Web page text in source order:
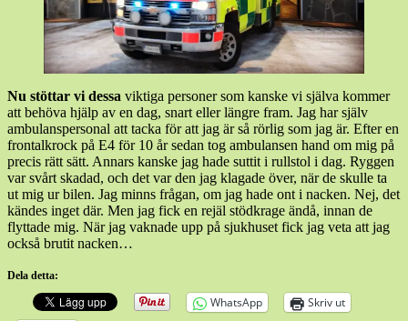
Nu stöttar vi dessa viktiga personer som kanske vi själva kommer
att behöva hjälp av en dag, snart eller längre fram. Jag har själv
ambulanspersonal att tacka för att jag är så rörlig som jag är. Efter en
frontalkrock på E4 för 10 år sedan tog ambulansen hand om mig på
precis rätt sätt. Annars kanske jag hade suttit i rullstol i dag. Ryggen
var svårt skadad, och det var den jag klagade över, när de skulle ta
ut mig ur bilen. Jag minns frågan, om jag hade ont i nacken. Nej, det
kändes inget där. Men jag fick en rejäl stödkrage ändå, innan de
flyttade mig. När jag vaknade upp på sjukhuset fick jag veta att jag
också brutit nacken…
Dela detta:
WhatsApp
Skriv ut